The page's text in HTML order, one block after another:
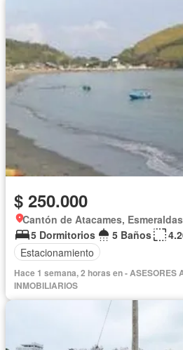
$ 250.000
Cantón de Atacames, Esmeraldas
5 Dormitorios
5 Baños
Estacionamiento
Hace 1 semana, 2 horas en - ASESORES
INMOBILIARIOS